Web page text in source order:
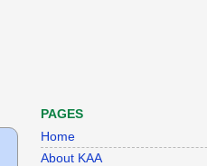
PAGES
Home
About KAA